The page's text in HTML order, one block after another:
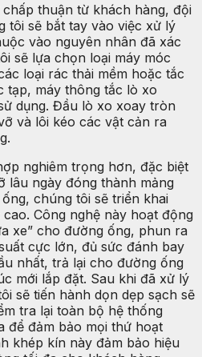
thuận từ khách hàng, đội
tôi sẽ bắt tay vào việc xử lý
vào nguyên nhân đã xác
sẽ lựa chọn loại máy móc
loại rác thải mềm hoặc tắc
tạp, máy thông tắc lò xo
dụng. Đầu lò xo xoay tròn
và lôi kéo các vật cản ra
nghiêm trọng hơn, đặc biệt
lâu ngày đóng thành mảng
chúng tôi sẽ triển khai
Công nghệ này hoạt động
xe” cho đường ống, phun ra
cực lớn, đủ sức đánh bay
nhất, trả lại cho đường ống
mới lắp đặt. Sau khi đã xử lý
sẽ tiến hành dọn dẹp sạch sẽ
tra lại toàn bộ hệ thống
để đảm bảo mọi thứ hoạt
khép kín này đảm bảo hiệu